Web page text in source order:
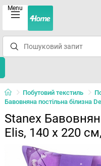
Menu
Побутовий текстиль
Бавовняна постільна білизна
Stanex
Elis, 140 x 220